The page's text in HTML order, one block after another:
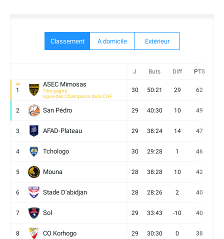
Classement A domicile Extèrieur
J Buts Diff PTS
1
ASEC Mimosas
Titre gagné
Ligue des Champions de la CAF
30 50:21 29 62
2 San Pédro 29 40:30 10 49
3 AFAD-Plateau 29 38:24 14 47
4 Tchologo 30 29:28 1 46
5 Mouna 28 38:28 10 42
6 Stade D'abidjan 28 28:26 2 40
7 Sol 29 33:43 -10 40
8 CO Korhogo 29 30:30 0 38